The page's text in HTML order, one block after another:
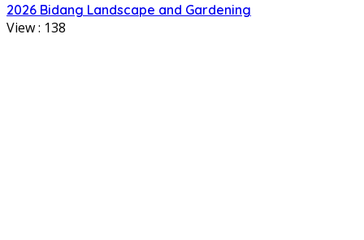
2026 Bidang Landscape and Gardening
View : 138